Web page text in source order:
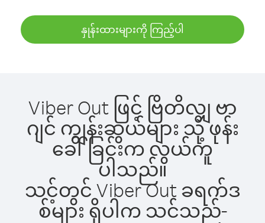
နှုန်းထားများကို ကြည့်ပါ
Viber Out ဖြင့် ဗြိတိလျှ ဗာ
ဂျင် ကျွန်းဆွယ်များ သို့ ဖုန်း
ခေါ်ခြင်းက လွယ်ကူ
ပါသည်။
သင့်တွင် Viber Out ခရက်ဒ
စ်များ ရှိပါက သင်သည်-